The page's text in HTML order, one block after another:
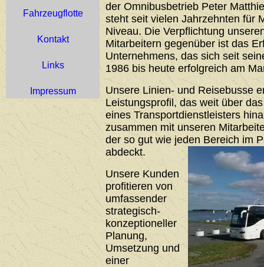
Fahrzeugflotte
Kontakt
Links
Impressum
der Omnibusbetrieb Peter
steht seit vielen Jahrzehnten für
Niveau. Die Verpflichtung
Mitarbeitern gegenüber ist das
Unternehmens, das sich seit
1986 bis heute erfolgreich am
Unsere Linien- und Reisebusse
Leistungsprofil, das weit über
eines Transportdienstleisters
zusammen mit unseren
der so gut wie jeden Bereich im
abdeckt.
Unsere Kunden
profitieren von
umfassender
strategisch-
konzeptioneller
Planung,
Umsetzung und
einer